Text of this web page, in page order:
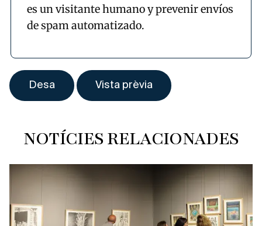
es un visitante humano y prevenir envíos
de spam automatizado.
NOTÍCIES RELACIONADES